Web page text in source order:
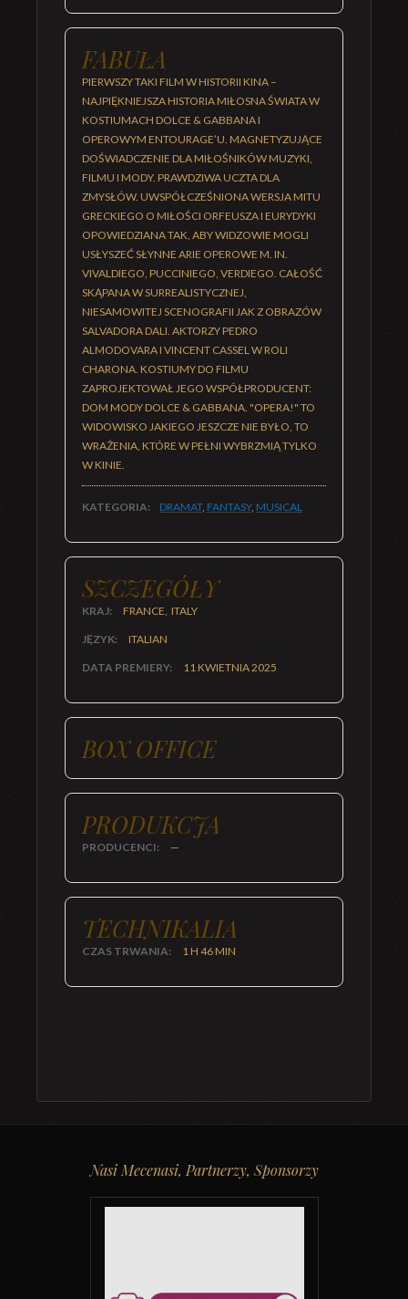
FABUŁA
PIERWSZY TAKI FILM W HISTORII KINA –
NAJPIĘKNIEJSZA HISTORIA MIŁOSNA ŚWIATA W
KOSTIUMACH DOLCE & GABBANA I
OPEROWYM ENTOURAGE’U. MAGNETYZUJĄCE
DOŚWIADCZENIE DLA MIŁOŚNIKÓW MUZYKI,
FILMU I MODY. PRAWDZIWA UCZTA DLA
ZMYSŁÓW. UWSPÓŁCZEŚNIONA WERSJA MITU
GRECKIEGO O MIŁOŚCI ORFEUSZA I EURYDYKI
OPOWIEDZIANA TAK, ABY WIDZOWIE MOGLI
USŁYSZEĆ SŁYNNE ARIE OPEROWE M. IN.
VIVALDIEGO, PUCCINIEGO, VERDIEGO. CAŁOŚĆ
SKĄPANA W SURREALISTYCZNEJ,
NIESAMOWITEJ SCENOGRAFII JAK Z OBRAZÓW
SALVADORA DALI. AKTORZY PEDRO
ALMODOVARA I VINCENT CASSEL W ROLI
CHARONA. KOSTIUMY DO FILMU
ZAPROJEKTOWAŁ JEGO WSPÓŁPRODUCENT:
DOM MODY DOLCE & GABBANA. "OPERA!" TO
WIDOWISKO JAKIEGO JESZCZE NIE BYŁO, TO
WRAŻENIA, KTÓRE W PEŁNI WYBRZMIĄ TYLKO
W KINIE.
KATEGORIA: DRAMAT, FANTASY, MUSICAL
SZCZEGÓŁY
KRAJ: FRANCE, ITALY
JĘZYK: ITALIAN
DATA PREMIERY: 11 KWIETNIA 2025
BOX OFFICE
PRODUKCJA
PRODUCENCI: —
TECHNIKALIA
CZAS TRWANIA: 1 H 46 MIN
Nasi Mecenasi, Partnerzy, Sponsorzy